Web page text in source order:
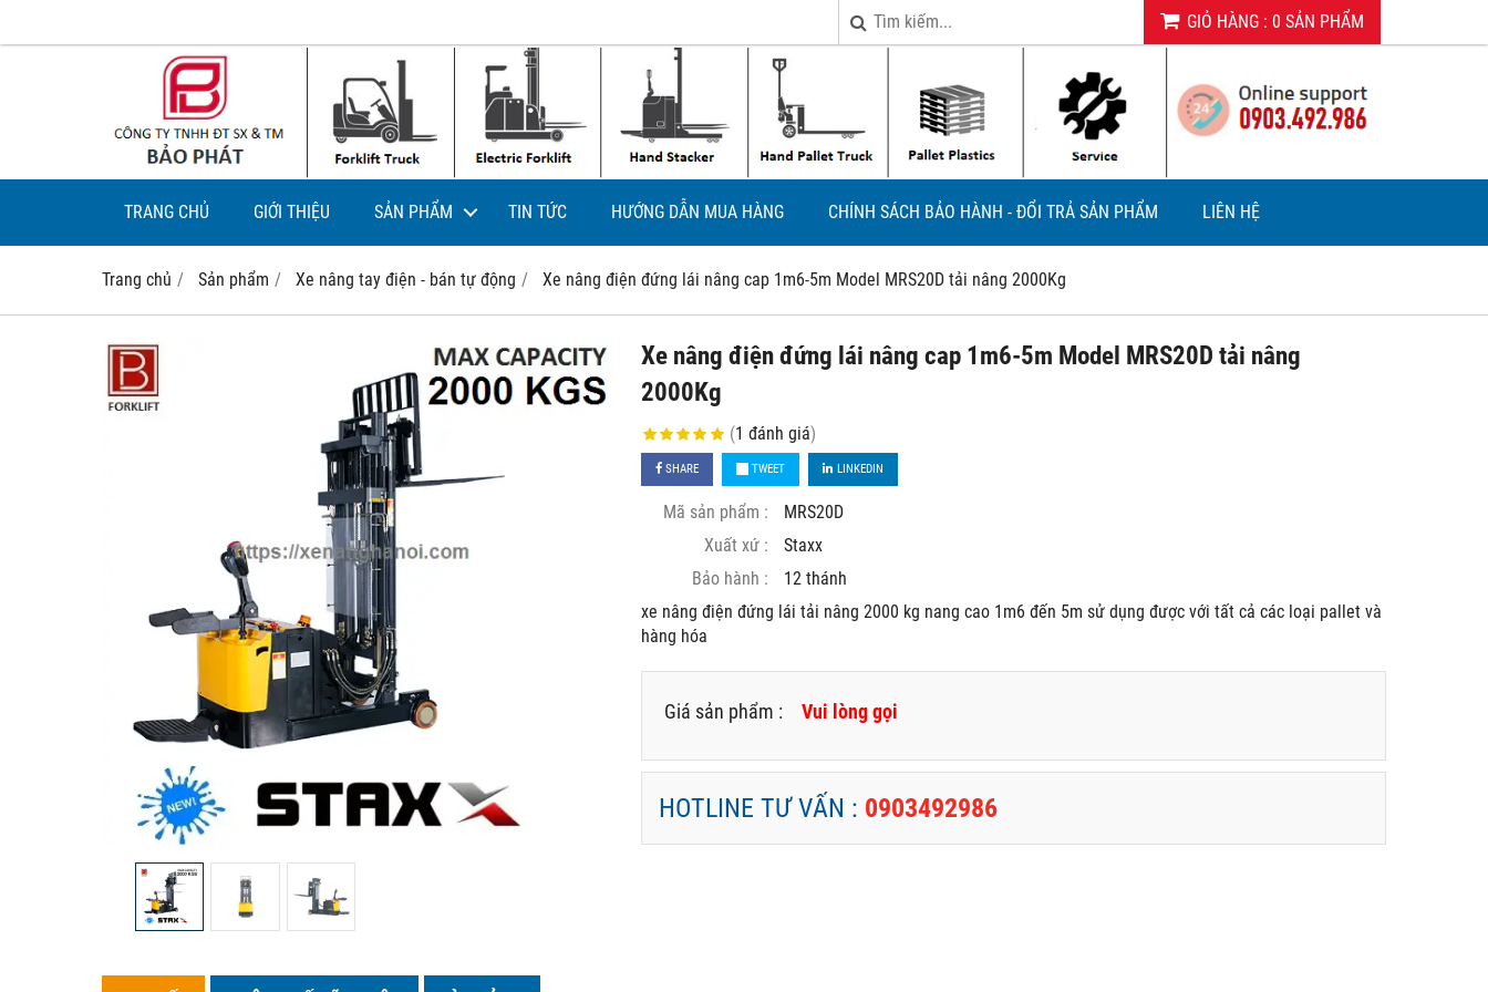
GIỎ HÀNG : 0 SẢN PHẨM
TRANG CHỦ GIỚI THIỆU SẢN PHẨM TIN TỨC HƯỚNG DẪN MUA HÀNG CHÍNH SÁCH BẢO HÀNH - ĐỔI TRẢ SẢN PHẨM LIÊN HỆ
Trang chủ Sản phẩm Xe nâng tay điện - bán tự động Xe nâng điện đứng lái nâng cap 1m6-5m Model MRS20D tải nâng 2000Kg
Xe nâng điện đứng lái nâng cap 1m6-5m Model MRS20D tải nâng
2000Kg
(1đánh giá)
SHARE TWEET LINKEDIN
Mã sản phẩm :
MRS20D
Xuất xứ :
Staxx
Bảo hành :
12 thánh
xe nâng điện đứng lái tải nâng 2000 kg nang cao 1m6 đến 5m sử dụng được với tất cả các loại pallet và
hàng hóa
Giá sản phẩm : Vui lòng gọi
HOTLINE TƯ VẤN : 0903492986